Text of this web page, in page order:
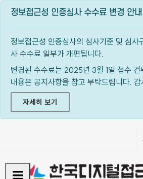
정보접근성 인증심사 수수료 변경 안내
정보접근성 인증심사의 심사기준 및 심사
사 수수료 일부가 개편됩니다.
변경된 수수료는 2025년 3월 1일 접수
내용은 공지사항을 참고 부탁드립니다. 감
자세히 보기